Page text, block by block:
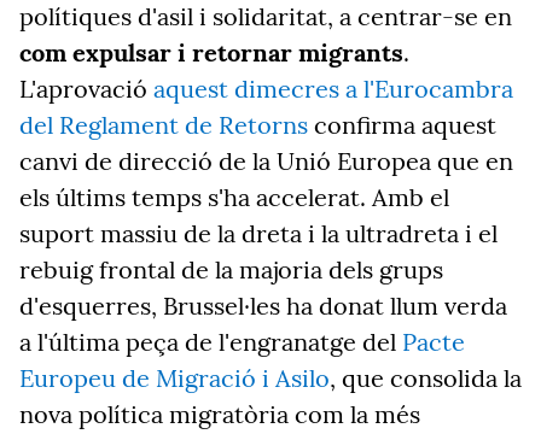
polítiques d'asil i solidaritat, a centrar-se en
com expulsar i retornar migrants.
L'aprovació aquest dimecres a l'Eurocambra
del Reglament de Retorns confirma aquest
canvi de direcció de la Unió Europea que en
els últims temps s'ha accelerat. Amb el
suport massiu de la dreta i la ultradreta i el
rebuig frontal de la majoria dels grups
d'esquerres, Brussel·les ha donat llum verda
a l'última peça de l'engranatge del Pacte
Europeu de Migració i Asilo, que consolida la
nova política migratòria com la més